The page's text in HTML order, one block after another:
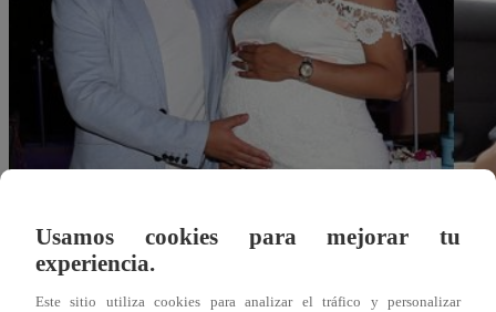
Redacción Latina
Usamos cookies para mejorar tu
experiencia.
Este sitio utiliza cookies para analizar el tráfico y personalizar